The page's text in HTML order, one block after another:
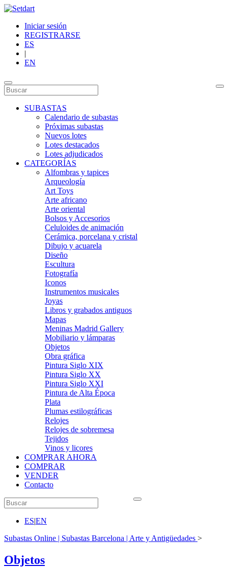
Iniciar sesión
REGISTRARSE
ES
|
EN
SUBASTAS
Calendario de subastas
Próximas subastas
Nuevos lotes
Lotes destacados
Lotes adjudicados
CATEGORÍAS
Alfombras y tapices
Arqueología
Art Toys
Arte africano
Arte oriental
Bolsos y Accesorios
Celuloides de animación
Cerámica, porcelana y cristal
Dibujo y acuarela
Diseño
Escultura
Fotografía
Iconos
Instrumentos musicales
Joyas
Libros y grabados antiguos
Mapas
Meninas Madrid Gallery
Mobiliario y lámparas
Objetos
Obra gráfica
Pintura Siglo XIX
Pintura Siglo XX
Pintura Siglo XXI
Pintura de Alta Época
Plata
Plumas estilográficas
Relojes
Relojes de sobremesa
Tejidos
Vinos y licores
COMPRAR AHORA
COMPRAR
VENDER
Contacto
ES|EN
Subastas Online | Subastas Barcelona | Arte y Antigüedades >
Objetos